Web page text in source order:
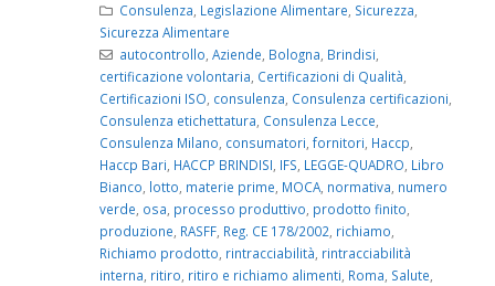
Consulenza, Legislazione Alimentare, Sicurezza,
Sicurezza Alimentare
autocontrollo, Aziende, Bologna, Brindisi,
certificazione volontaria, Certificazioni di Qualità,
Certificazioni ISO, consulenza, Consulenza certificazioni,
Consulenza etichettatura, Consulenza Lecce,
Consulenza Milano, consumatori, fornitori, Haccp,
Haccp Bari, HACCP BRINDISI, IFS, LEGGE-QUADRO, Libro
Bianco, lotto, materie prime, MOCA, normativa, numero
verde, osa, processo produttivo, prodotto finito,
produzione, RASFF, Reg. CE 178/2002, richiamo,
Richiamo prodotto, rintracciabilità, rintracciabilità
interna, ritiro, ritiro e richiamo alimenti, Roma, Salute,